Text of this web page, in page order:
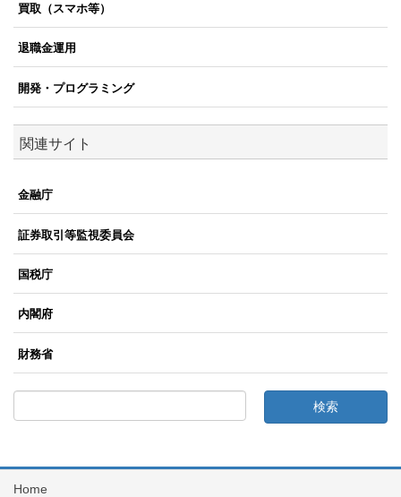
買取（スマホ等）
退職金運用
開発・プログラミング
関連サイト
金融庁
証券取引等監視委員会
国税庁
内閣府
財務省
Home